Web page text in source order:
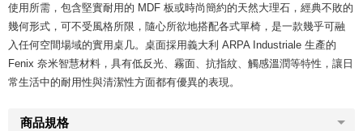
使用所需，包含堅實耐用的 MDF 板或時尚簡約的天然大理石，經典不敗的
幾何形式，可不受風格所限，隨心所欲地搭配各式單椅，是一款幾乎可融
入任何空間場域的實用桌几。桌面採用義大利 ARPA Industriale 生產的
Fenix 奈米智慧材料，具有低反光、霧面、抗指紋、觸感溫潤等特性，讓日
常生活中的耐用性與清潔性方面都有優異的表現。
商品規格